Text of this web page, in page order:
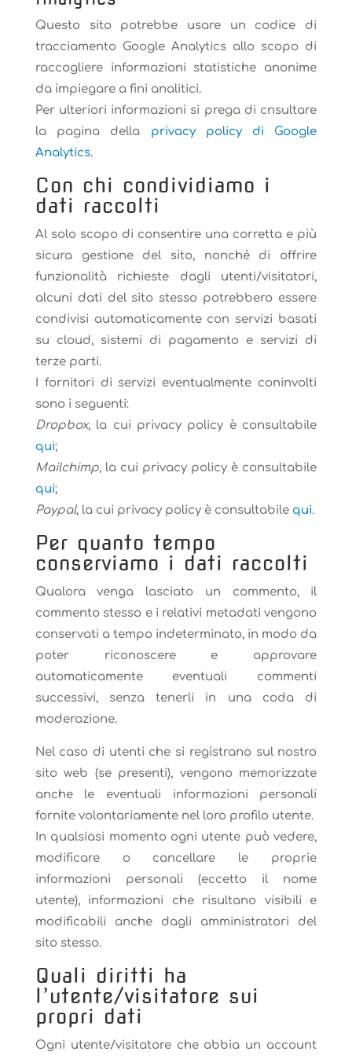
Questo sito potrebbe usare un codice di
tracciamento Google Analytics allo scopo di
raccogliere informazioni statistiche anonime
da impiegare a fini analitici.
Per ulteriori informazioni si prega di cnsultare
la pagina della privacy policy di Google
Analytics.
Con chi condividiamo i
dati raccolti
Al solo scopo di consentire una corretta e più
sicura gestione del sito, nonché di offrire
funzionalità richieste dagli utenti/visitatori,
alcuni dati del sito stesso potrebbero essere
condivisi automaticamente con servizi basati
su cloud, sistemi di pagamento e servizi di
terze parti.
I fornitori di servizi eventualmente coninvolti
sono i seguenti:
Dropbox, la cui privacy policy è consultabile
qui;
Mailchimp, la cui privacy policy è consultabile
qui;
Paypal, la cui privacy policy è consultabile qui.
Per quanto tempo
conserviamo i dati raccolti
Qualora venga lasciato un commento, il
commento stesso e i relativi metadati vengono
conservati a tempo indeterminato, in modo da
poter riconoscere e approvare
automaticamente eventuali commenti
successivi, senza tenerli in una coda di
moderazione.
Nel caso di utenti che si registrano sul nostro
sito web (se presenti), vengono memorizzate
anche le eventuali informazioni personali
fornite volontariamente nel loro profilo utente.
In qualsiasi momento ogni utente può vedere,
modificare o cancellare le proprie
informazioni personali (eccetto il nome
utente), informazioni che risultano visibili e
modificabili anche dagli amministratori del
sito stesso.
Quali diritti ha
l’utente/visitatore sui
propri dati
Ogni utente/visitatore che abbia un account